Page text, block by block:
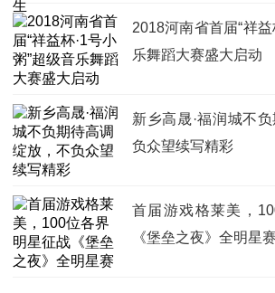
2018河南省首届“祥
乐舞蹈大赛盛大启动
新乡高晟·福润城不
负众望续写精彩
首届游戏格莱美，
《堡垒之夜》全明星赛